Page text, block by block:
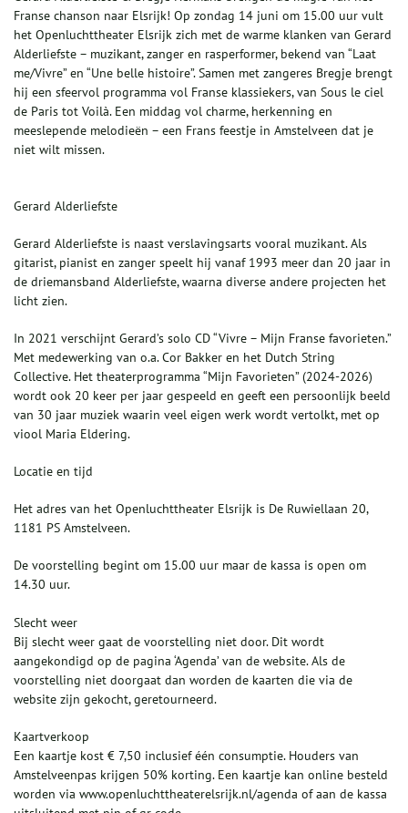
Franse chanson naar Elsrijk! Op zondag 14 juni om 15.00 uur vult
het Openluchttheater Elsrijk zich met de warme klanken van Gerard
Alderliefste – muzikant, zanger en rasperformer, bekend van “Laat
me/Vivre” en “Une belle histoire”. Samen met zangeres Bregje brengt
hij een sfeervol programma vol Franse klassiekers, van Sous le ciel
de Paris tot Voilà. Een middag vol charme, herkenning en
meeslepende melodieën – een Frans feestje in Amstelveen dat je
niet wilt missen.
Gerard Alderliefste
Gerard Alderliefste is naast verslavingsarts vooral muzikant. Als
gitarist, pianist en zanger speelt hij vanaf 1993 meer dan 20 jaar in
de driemansband Alderliefste, waarna diverse andere projecten het
licht zien.
In 2021 verschijnt Gerard’s solo CD “Vivre – Mijn Franse favorieten.”
Met medewerking van o.a. Cor Bakker en het Dutch String
Collective. Het theaterprogramma “Mijn Favorieten” (2024-2026)
wordt ook 20 keer per jaar gespeeld en geeft een persoonlijk beeld
van 30 jaar muziek waarin veel eigen werk wordt vertolkt, met op
viool Maria Eldering.
Locatie en tijd
Het adres van het Openluchttheater Elsrijk is De Ruwiellaan 20,
1181 PS Amstelveen.
De voorstelling begint om 15.00 uur maar de kassa is open om
14.30 uur.
Slecht weer
Bij slecht weer gaat de voorstelling niet door. Dit wordt
aangekondigd op de pagina ‘Agenda’ van de website. Als de
voorstelling niet doorgaat dan worden de kaarten die via de
website zijn gekocht, geretourneerd.
Kaartverkoop
Een kaartje kost € 7,50 inclusief één consumptie. Houders van
Amstelveenpas krijgen 50% korting. Een kaartje kan online besteld
worden via www.openluchttheaterelsrijk.nl/agenda of aan de kassa